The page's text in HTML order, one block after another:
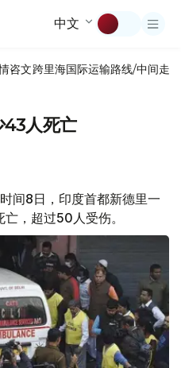
中文
咨文跨里海国际运输路线/中间走廊
43人死亡
间8日，印度首都新德里一
，超过50人受伤。